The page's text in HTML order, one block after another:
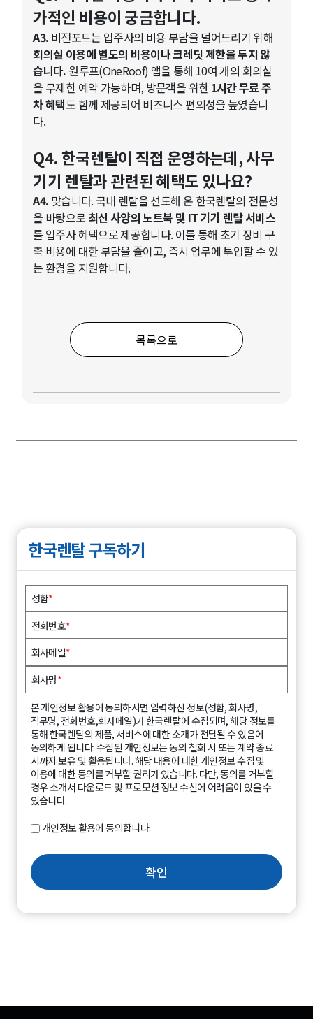
가적인 비용이 궁금합니다.
A3. 비전포트는 입주사의 비용 부담을 덜어드리기 위해
회의실 이용에 별도의 비용이나 크레딧 제한을 두지 않
습니다. 원루프(OneRoof) 앱을 통해 10여 개의 회의실
을 무제한 예약 가능하며, 방문객을 위한1시간 무료 주
차 혜택도 함께 제공되어 비즈니스 편의성을 높였습니
다.
Q4. 한국렌탈이 직접 운영하는데, 사무
기기 렌탈과 관련된 혜택도 있나요?
A4. 맞습니다. 국내 렌탈을 선도해 온 한국렌탈의 전문성
을 바탕으로 최신 사양의 노트북 및 IT 기기 렌탈 서비스
를 입주사 혜택으로 제공합니다. 이를 통해 초기 장비 구
축 비용에 대한 부담을 줄이고, 즉시 업무에 투입할 수 있
는 환경을 지원합니다.
목록으로
한국렌탈 구독하기
성함*
전화번호*
회사메일*
회사명*
본 개인정보 활용에 동의하시면 입력하신 정보(성함, 회사명,
직무명, 전화번호,회사메일)가 한국렌탈에 수집되며, 해당 정보를
통해 한국렌탈의 제품, 서비스에 대한 소개가 전달될 수 있음에
동의하게 됩니다. 수집된 개인정보는 동의 철회 시 또는 계약 종료
시까지 보유 및 활용됩니다. 해당 내용에 대한 개인정보 수집 및
이용에 대한 동의를 거부할 권리가 있습니다. 다만, 동의를 거부할
경우 소개서 다운로드 및 프로모션 정보 수신에 어려움이 있을 수
있습니다.
개인정보 활용에 동의합니다.
확인